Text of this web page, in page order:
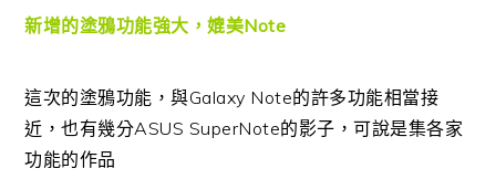
新增的塗鴉功能強大，媲美Note
這次的塗鴉功能，與Galaxy Note的許多功能相當接
近，也有幾分ASUS SuperNote的影子，可說是集各家
功能的作品